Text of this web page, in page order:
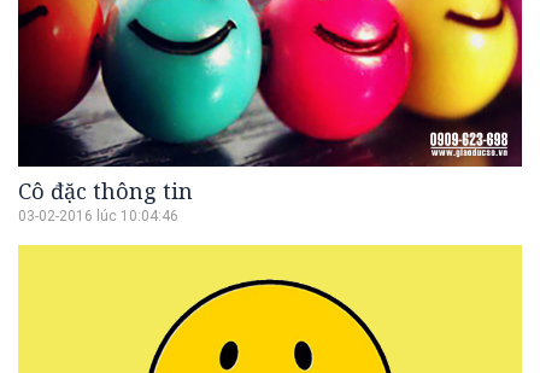
Cô đặc thông tin
03-02-2016 lúc 10:04:46